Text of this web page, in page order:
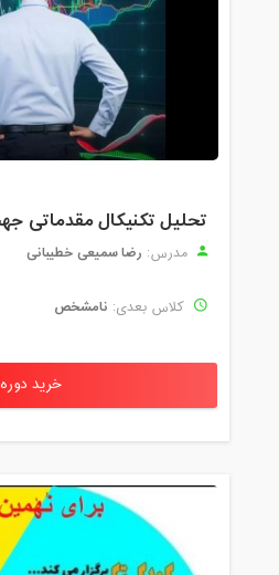
مدرس: رضا سمیعی خطیبانی
کلاس بعدی: نامشخص
خرید دوره